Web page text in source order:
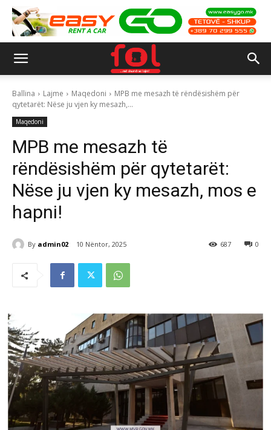
Ballina Lajme Maqedoni
MPB me mesazh të rëndësishëm për
qytetarët: Nëse ju vjen ky mesazh,...
Maqedoni
MPB me mesazh të
rëndësishëm për qytetarët:
Nëse ju vjen ky mesazh, mos e
hapni!
By admin02 10 Nëntor, 2025 0
687